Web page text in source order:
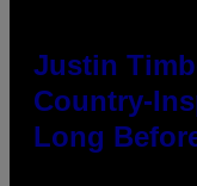
Justin
Country-
Long